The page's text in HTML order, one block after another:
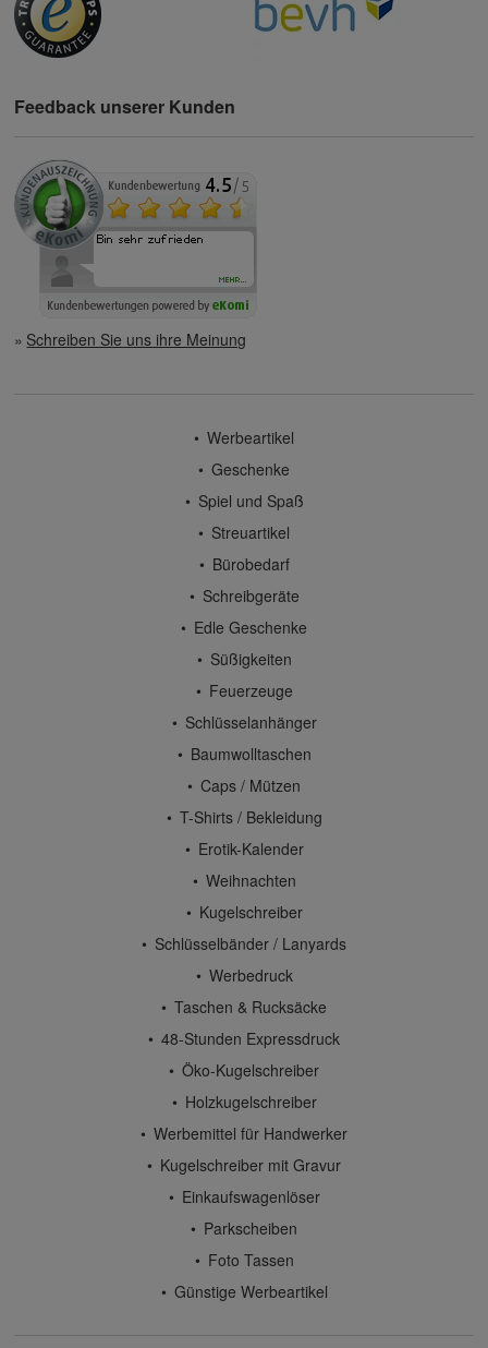
Feedback unserer Kunden
Schreiben Sie uns ihre Meinung
Werbeartikel
Geschenke
Spiel und Spaß
Streuartikel
Bürobedarf
Schreibgeräte
Edle Geschenke
Süßigkeiten
Feuerzeuge
Schlüsselanhänger
Baumwolltaschen
Caps / Mützen
T-Shirts / Bekleidung
Erotik-Kalender
Weihnachten
Kugelschreiber
Schlüsselbänder / Lanyards
Werbedruck
Taschen & Rucksäcke
48-Stunden Expressdruck
Öko-Kugelschreiber
Holzkugelschreiber
Werbemittel für Handwerker
Kugelschreiber mit Gravur
Einkaufswagenlöser
Parkscheiben
Foto Tassen
Günstige Werbeartikel